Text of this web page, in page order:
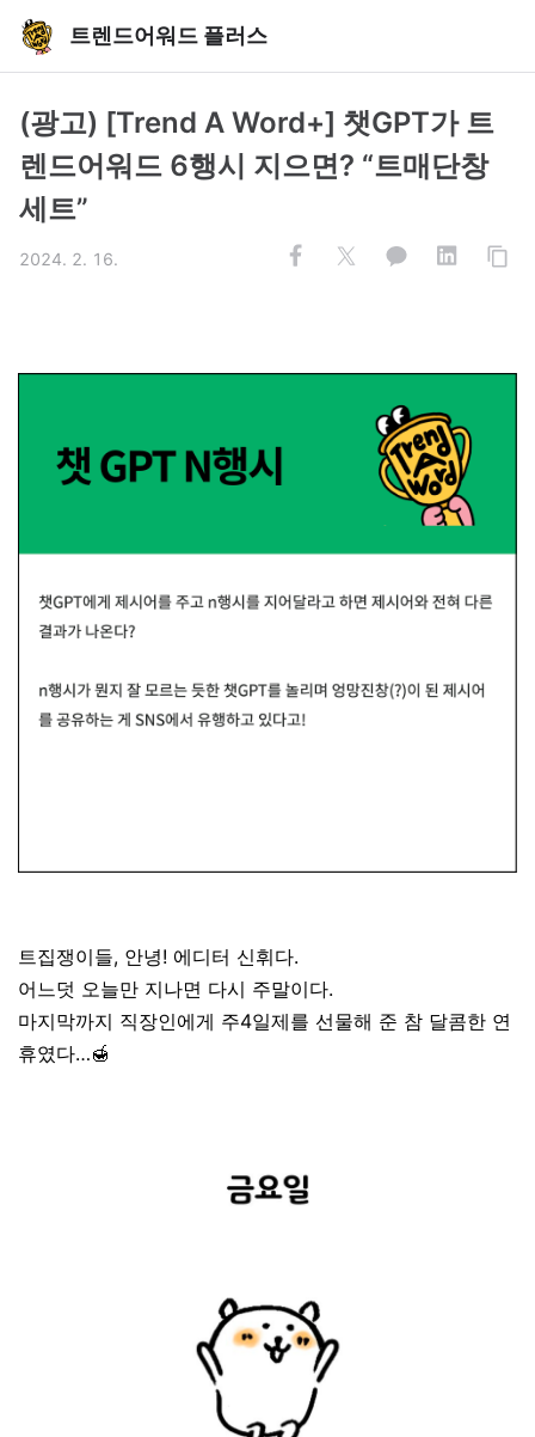
트렌드어워드 플러스
(광고) [Trend A Word+] 챗GPT가 트
렌드어워드 6행시 지으면? “트매단창
세트”
2024. 2. 16.
트집쟁이들, 안녕! 에디터 신휘다.
어느덧 오늘만 지나면 다시 주말이다.
마지막까지 직장인에게 주4일제를 선물해 준 참 달콤한 연
휴였다…🍯